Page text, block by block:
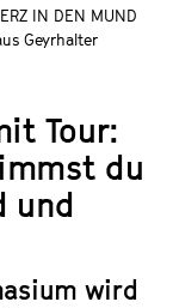
IN DEN MUND
Geyrhalter
Tour:
du
und
wird